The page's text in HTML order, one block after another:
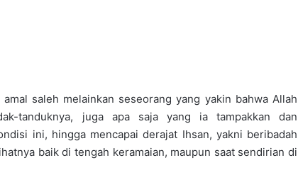
saleh melainkan seseorang yang yakin bahwa Allah
tanduknya, juga apa saja yang ia tampakkan dan
ini, hingga mencapai derajat Ihsan, yakni beribadah
baik di tengah keramaian, maupun saat sendirian di